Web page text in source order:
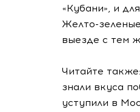
«Кубани», и
Желто-
выезде с тем
Читайте также:
знали вкуса
уступили в